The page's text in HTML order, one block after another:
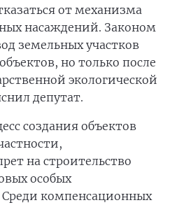
от механизма
насаждений. Законом
земельных участков
но только после
экологической
депутат.
создания объектов
на строительство
особых
компенсационных